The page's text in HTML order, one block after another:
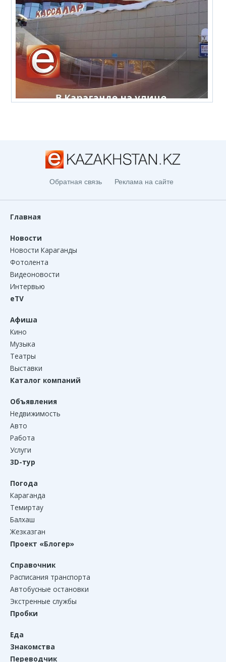
Обратная связь Реклама на сайте
Главная
Новости
Новости Караганды
Фотолента
Видеоновости
Интервью
eTV
Афиша
Кино
Музыка
Театры
Выставки
Каталог компаний
Объявления
Недвижимость
Авто
Работа
Услуги
3D-тур
Погода
Караганда
Темиртау
Балхаш
Жезказган
Проект «Блогер»
Справочник
Расписания транспорта
Автобусные остановки
Экстренные службы
Пробки
Еда
Знакомства
Переводчик